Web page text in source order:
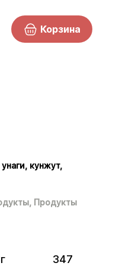
Корзина
кунжут,
Продукты
347